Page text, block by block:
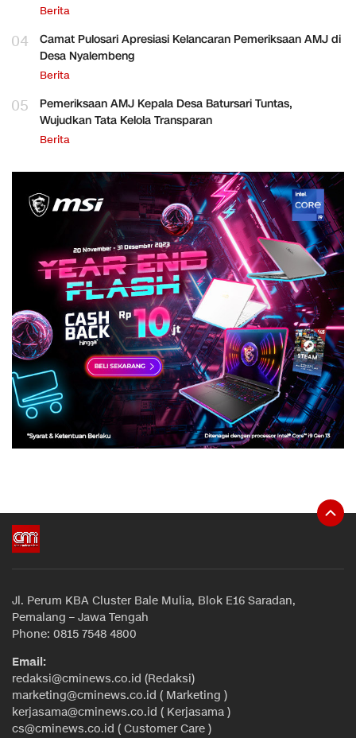
Berita
04
Camat Pulosari Apresiasi Kelancaran Pemeriksaan AMJ di
Desa Nyalembeng
Berita
05
Pemeriksaan AMJ Kepala Desa Batursari Tuntas,
Wujudkan Tata Kelola Transparan
Berita
Jl. Perum KBA Cluster Bale Mulia, Blok E16 Saradan,
Pemalang – Jawa Tengah
Phone: 0815 7548 4800
Email:
redaksi@cminews.co.id (Redaksi)
marketing@cminews.co.id ( Marketing )
kerjasama@cminews.co.id ( Kerjasama )
cs@cminews.co.id ( Customer Care )